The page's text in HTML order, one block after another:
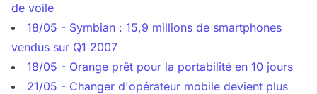
de voile
18/05 - Symbian : 15,9 millions de smartphones
vendus sur Q1 2007
18/05 - Orange prêt pour la portabilité en 10 jours
21/05 - Changer d'opérateur mobile devient plus